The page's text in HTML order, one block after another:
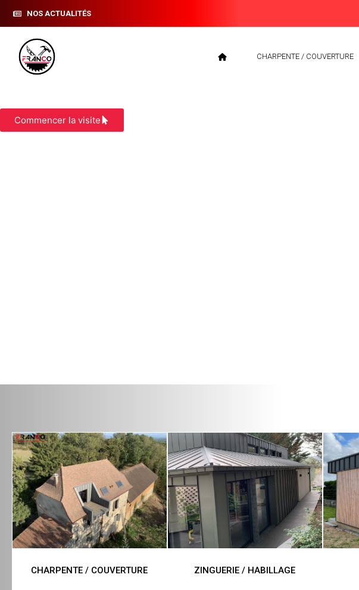
NOS ACTUALITÉS
CHARPENTE / COUVERTURE
Commencer la visite
CHARPENTE / COUVERTURE ZINGUERIE / HABILLAGE